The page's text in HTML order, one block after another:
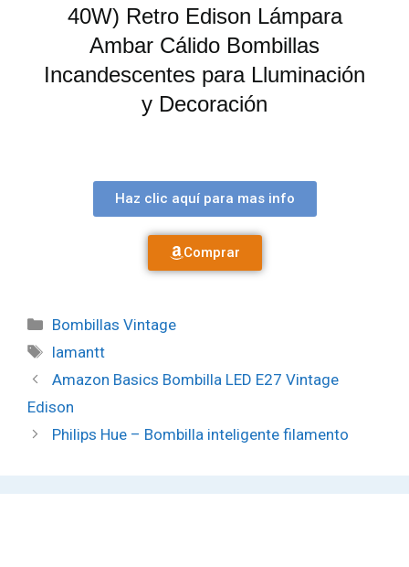
40W) Retro Edison Lámpara
Ambar Cálido Bombillas
Incandescentes para Lluminación
y Decoración
Haz clic aquí para mas info
Comprar
Bombillas Vintage
lamantt
Amazon Basics Bombilla LED E27 Vintage
Edison
Philips Hue – Bombilla inteligente filamento